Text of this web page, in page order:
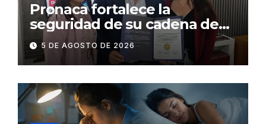
Pronaca fortalece la
seguridad de su cadena de
suministro con certificación
BASC en dos plantas
5 DE AGOSTO DE 2026